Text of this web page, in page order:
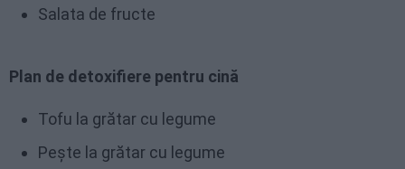
Salata de fructe
Plan de detoxifiere pentru cină
Tofu la grătar cu legume
Pește la grătar cu legume